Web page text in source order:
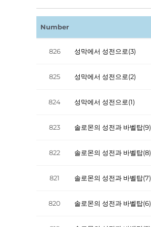
Number
826 성막에서 성전으로(3)
825 성막에서 성전으로(2)
824 성막에서 성전으로(1)
823 솔로몬의 성전과 바벨탑(9)
822 솔로몬의 성전과 바벨탑(8)
821 솔로몬의 성전과 바벨탑(7)
820 솔로몬의 성전과 바벨탑(6)